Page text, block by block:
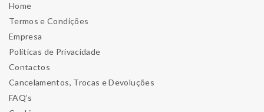
Home
Termos e Condições
Empresa
Políticas de Privacidade
Contactos
Cancelamentos, Trocas e Devoluções
FAQ’s